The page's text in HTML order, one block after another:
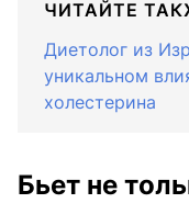
ЧИТАЙТЕ
Диетолог из
уникальном
холестерина
Бьет не